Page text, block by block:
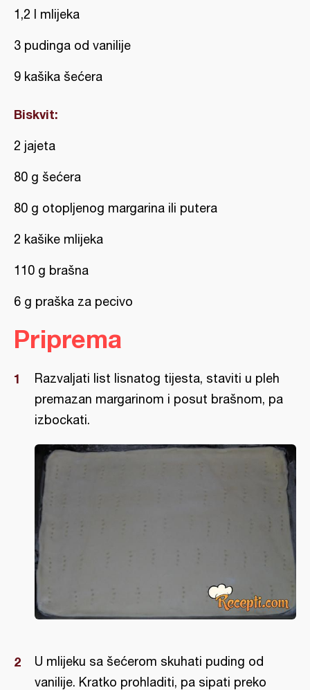
1,2 l mlijeka
3 pudinga od vanilije
9 kašika šećera
Biskvit:
2 jajeta
80 g šećera
80 g otopljenog margarina ili putera
2 kašike mlijeka
110 g brašna
6 g praška za pecivo
Priprema
Razvaljati list lisnatog tijesta, staviti u pleh
premazan margarinom i posut brašnom, pa
izbockati.
U mlijeku sa šećerom skuhati puding od
vanilije. Kratko prohladiti, pa sipati preko